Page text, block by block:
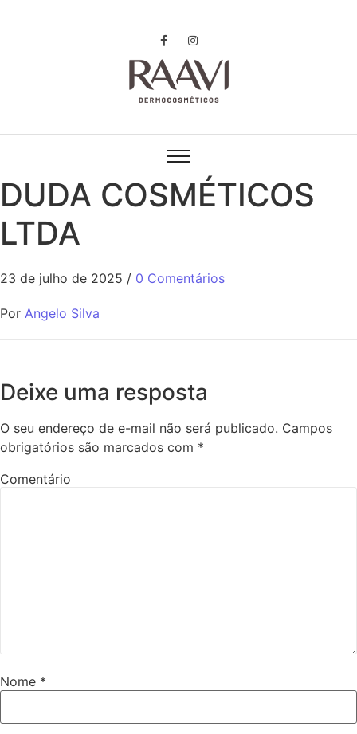
DUDA COSMÉTICOS
LTDA
23 de julho de 2025 / 0 Comentários
Por Angelo Silva
Deixe uma resposta
O seu endereço de e-mail não será publicado. Campos
obrigatórios são marcados com *
Comentário
Nome *